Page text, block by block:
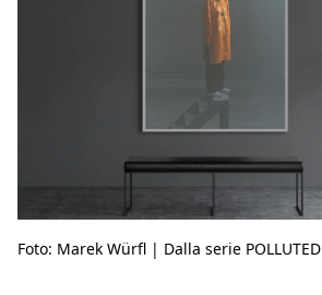
Foto: Marek Würfl | Dalla serie POLLUTED